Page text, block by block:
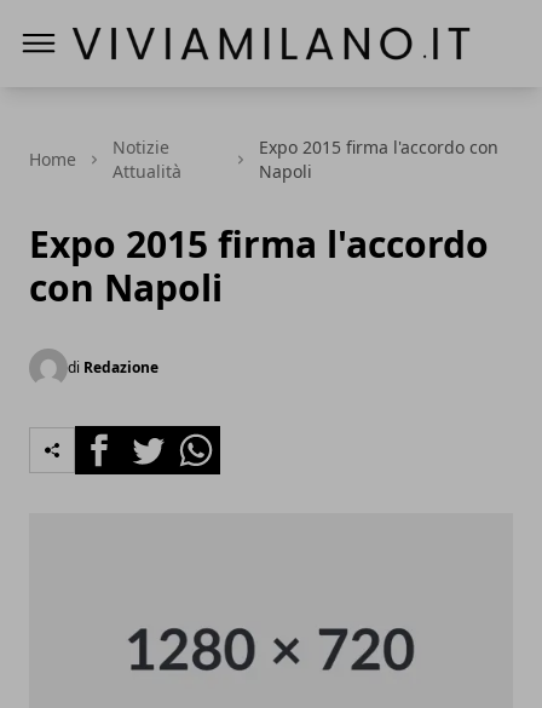
Home
Notizie
Attualità
Expo 2015 firma l'accordo con
Napoli
Expo 2015 firma l'accordo
con Napoli
di Redazione
FacebookTwitterWhatsapp